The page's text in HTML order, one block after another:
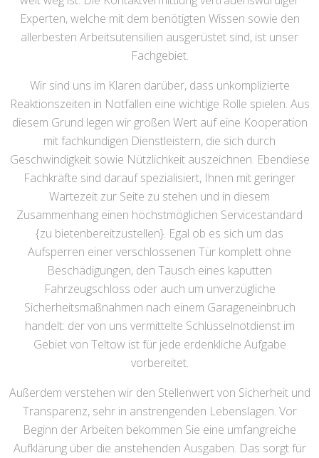
Experten, welche mit dem benötigten Wissen sowie den
allerbesten Arbeitsutensilien ausgerüstet sind, ist unser
Fachgebiet.
Wir sind uns im Klaren darüber, dass unkomplizierte
Reaktionszeiten in Notfällen eine wichtige Rolle spielen. Aus
diesem Grund legen wir großen Wert auf eine Kooperation
mit fachkundigen Dienstleistern, die sich durch
Geschwindigkeit sowie Nützlichkeit auszeichnen. Ebendiese
Fachkräfte sind darauf spezialisiert, Ihnen mit geringer
Wartezeit zur Seite zu stehen und in diesem
Zusammenhang einen höchstmöglichen Servicestandard
{zu bietenbereitzustellen}. Egal ob es sich um das
Aufsperren einer verschlossenen Tür komplett ohne
Beschädigungen, den Tausch eines kaputten
Fahrzeugschloss oder auch um unverzügliche
Sicherheitsmaßnahmen nach einem Garageneinbruch
handelt: der von uns vermittelte Schlüsselnotdienst im
Gebiet von Teltow ist für jede erdenkliche Aufgabe
vorbereitet.
Außerdem verstehen wir den Stellenwert von Sicherheit und
Transparenz, sehr in anstrengenden Lebenslagen. Vor
Beginn der Arbeiten bekommen Sie eine umfangreiche
Aufklärung über die anstehenden Ausgaben. Das sorgt für